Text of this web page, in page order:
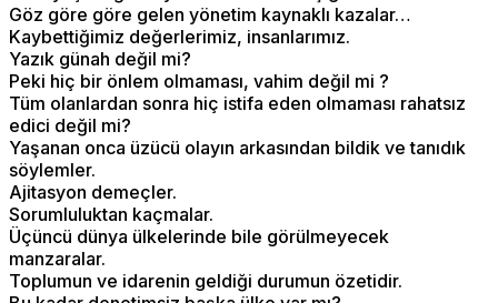
Göz göre göre gelen yönetim kaynaklı kazalar…
Kaybettiğimiz değerlerimiz, insanlarımız.
Yazık günah değil mi?
Peki hiç bir önlem olmaması, vahim değil mi ?
Tüm olanlardan sonra hiç istifa eden olmaması rahatsız
edici değil mi?
Yaşanan onca üzücü olayın arkasından bildik ve tanıdık
söylemler.
Ajitasyon demeçler.
Sorumluluktan kaçmalar.
Üçüncü dünya ülkelerinde bile görülmeyecek
manzaralar.
Toplumun ve idarenin geldiği durumun özetidir.